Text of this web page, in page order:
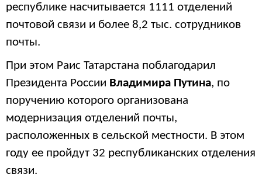
республике насчитывается 1111 отделений
почтовой связи и более 8,2 тыс. сотрудников
почты.
При этом Раис Татарстана поблагодарил
Президента России Владимира Путина, по
поручению которого организована
модернизация отделений почты,
расположенных в сельской местности. В этом
году ее пройдут 32 республиканских отделения
связи.